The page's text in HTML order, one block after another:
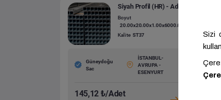
Siyah Profil (HR) - Adetli
Boyut
20.00x20.00x1.00x6000.00
Kalite ST37
Güneydoğu
Sac
İSTANBUL-
AVRUPA -
ESENYURT
145,12 ₺/Adet